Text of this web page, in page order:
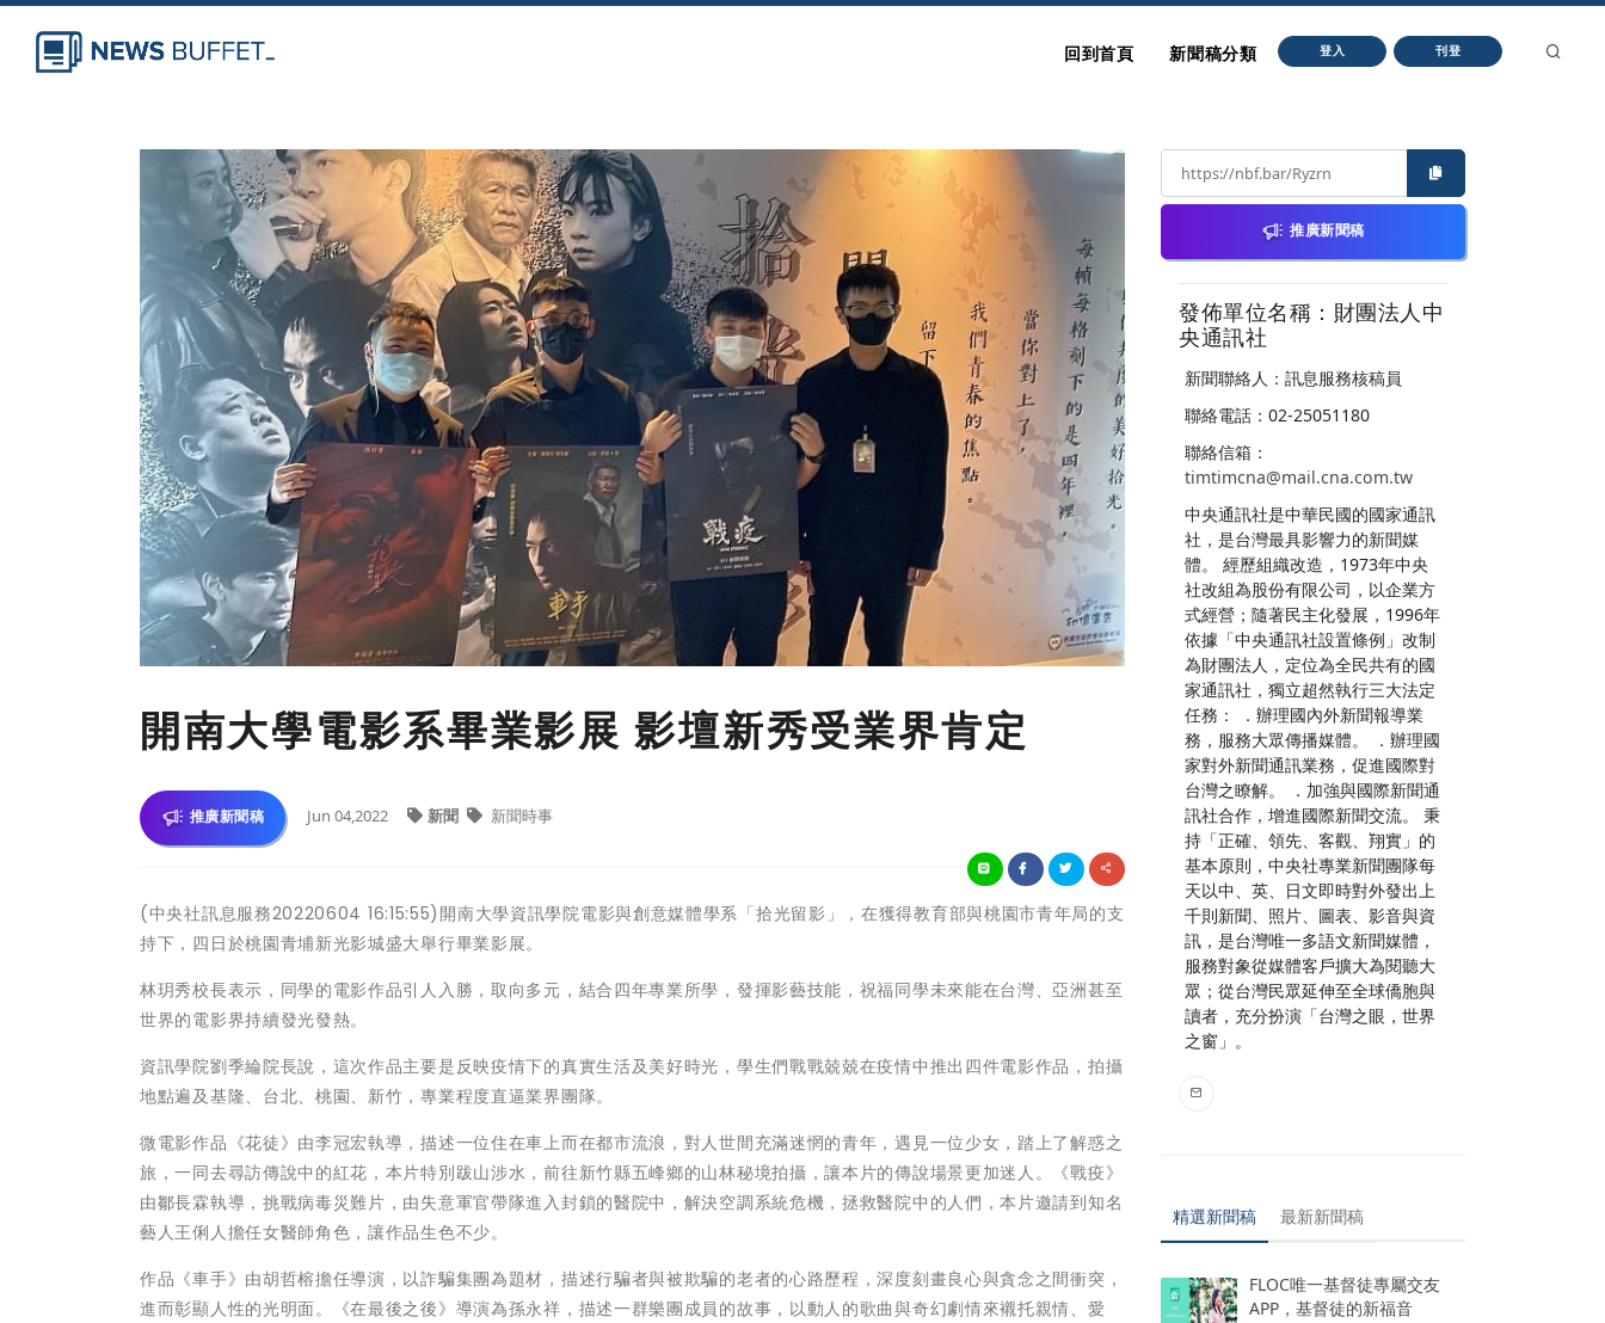
回到首頁 新聞稿分類 登入 刊登
開南大學電影系畢業影展 影壇新秀受業界肯定
推廣新聞稿 Jun 04,2022 新聞 新聞時事
(中央社訊息服務20220604 16:15:55)開南大學資訊學院電影與創意媒體學系「拾光留影」，在獲得教育部與桃園市青年局的支
持下，四日於桃園青埔新光影城盛大舉行畢業影展。
林玥秀校長表示，同學的電影作品引人入勝，取向多元，結合四年專業所學，發揮影藝技能，祝福同學未來能在台灣、亞洲甚至
世界的電影界持續發光發熱。
資訊學院劉季綸院長說，這次作品主要是反映疫情下的真實生活及美好時光，學生們戰戰兢兢在疫情中推出四件電影作品，拍攝
地點遍及基隆、台北、桃園、新竹，專業程度直逼業界團隊。
微電影作品《花徒》由李冠宏執導，描述一位住在車上而在都市流浪，對人世間充滿迷惘的青年，遇見一位少女，踏上了解惑之
旅，一同去尋訪傳說中的紅花，本片特別跋山涉水，前往新竹縣五峰鄉的山林秘境拍攝，讓本片的傳說場景更加迷人。《戰疫》
由鄒長霖執導，挑戰病毒災難片，由失意軍官帶隊進入封鎖的醫院中，解決空調系統危機，拯救醫院中的人們，本片邀請到知名
藝人王俐人擔任女醫師角色，讓作品生色不少。
作品《車手》由胡哲榕擔任導演，以詐騙集團為題材，描述行騙者與被欺騙的老者的心路歷程，深度刻畫良心與貪念之間衝突，
進而彰顯人性的光明面。《在最後之後》導演為孫永祥，描述一群樂團成員的故事，以動人的歌曲與奇幻劇情來襯托親情、愛
推廣新聞稿
發佈單位名稱：財團法人中
央通訊社
新聞聯絡人：訊息服務核稿員
聯絡電話：02-25051180
聯絡信箱：
timtimcna@mail.cna.com.tw
中央通訊社是中華民國的國家通訊
社，是台灣最具影響力的新聞媒
體。 經歷組織改造，1973年中央
社改組為股份有限公司，以企業方
式經營；隨著民主化發展，1996年
依據「中央通訊社設置條例」改制
為財團法人，定位為全民共有的國
家通訊社，獨立超然執行三大法定
任務： ．辦理國內外新聞報導業
務，服務大眾傳播媒體。 ．辦理國
家對外新聞通訊業務，促進國際對
台灣之瞭解。 ．加強與國際新聞通
訊社合作，增進國際新聞交流。 秉
持「正確、領先、客觀、翔實」的
基本原則，中央社專業新聞團隊每
天以中、英、日文即時對外發出上
千則新聞、照片、圖表、影音與資
訊，是台灣唯一多語文新聞媒體，
服務對象從媒體客戶擴大為閱聽大
眾；從台灣民眾延伸至全球僑胞與
讀者，充分扮演「台灣之眼，世界
之窗」。
精選新聞稿 最新新聞稿
FLOC唯一基督徒專屬交友
APP，基督徒的新福音